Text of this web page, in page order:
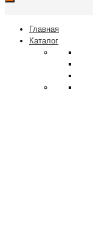
Главная
Каталог